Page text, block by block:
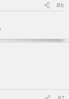
#6